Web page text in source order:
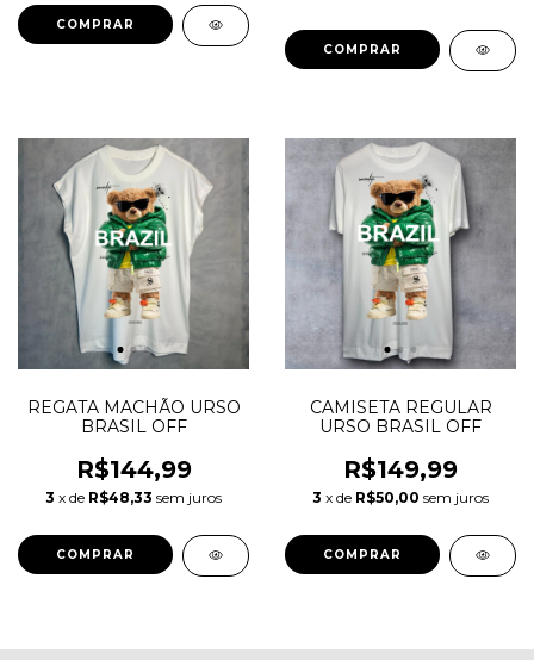
COMPRAR
COMPRAR
REGATA MACHÃO URSO
BRASIL OFF
R$144,99
3 x de R$48,33 sem juros
COMPRAR
CAMISETA REGULAR
URSO BRASIL OFF
R$149,99
3 x de R$50,00 sem juros
COMPRAR